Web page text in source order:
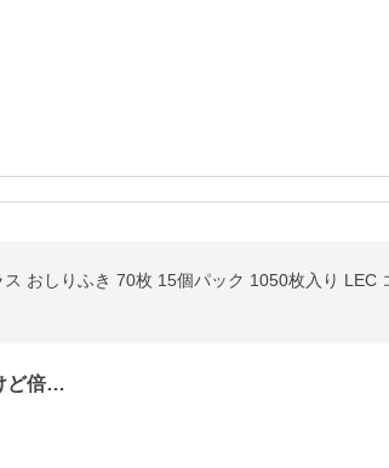
おしりふき 70枚 15個パック 1050枚入り LEC
ど倍…